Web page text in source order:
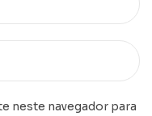
neste navegador para